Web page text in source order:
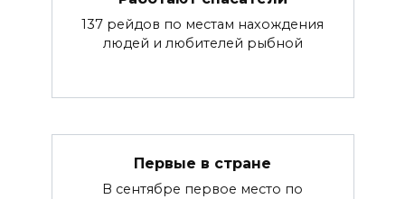
137 рейдов по местам нахождения
людей и любителей рыбной
Первые в стране
В сентябре первое место по